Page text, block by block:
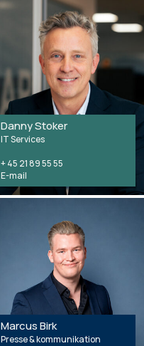
Danny Stoker
IT Services
+ 45 21 89 55 55
E-mail
Marcus Birk
Presse & kommunikation